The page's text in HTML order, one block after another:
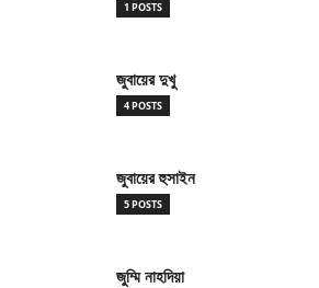
1 POSTS
জুবায়ের দুখু
4 POSTS
জুবায়ের হুসাইন
5 POSTS
জুম্মি নাহদিয়া